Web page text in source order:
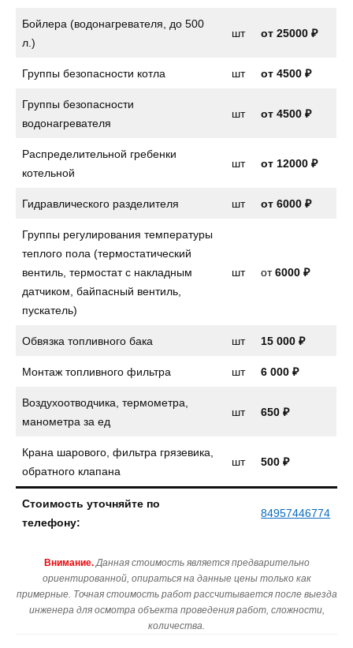
Бойлера (водонагревателя, до 500
л.)
шт от 25000 ₽
Группы безопасности котла шт от 4500 ₽
Группы безопасности
водонагревателя
шт от 4500 ₽
Распределительной гребенки
котельной
шт от 12000 ₽
Гидравлического разделителя шт от 6000 ₽
Группы регулирования температуры
теплого пола (термостатический
вентиль, термостат с накладным
датчиком, байпасный вентиль,
пускатель)
шт от6000 ₽
Обвязка топливного бака шт 15 000 ₽
Монтаж топливного фильтра шт 6 000 ₽
Воздухоотводчика, термометра,
манометра за ед
шт 650 ₽
Крана шарового, фильтра грязевика,
обратного клапана
шт 500 ₽
Стоимость уточняйте по
телефону:
84957446774
Внимание. Данная стоимость является предварительно
ориентированной, опираться на данные цены только как
примерные. Точная стоимость работ рассчитывается после выезда
инженера для осмотра объекта проведения работ, сложности,
количества.